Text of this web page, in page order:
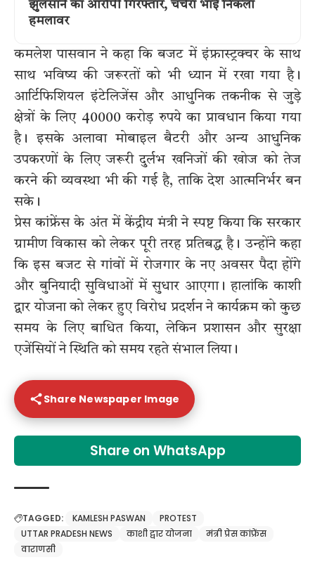
झुलसाने का आरोपी गिरफ्तार, चचेरा भाई निकला
हमलावर
कमलेश पासवान ने कहा कि बजट में इंफ्रास्ट्रक्चर के साथ
साथ भविष्य की जरूरतों को भी ध्यान में रखा गया है।
आर्टिफिशियल इंटेलिजेंस और आधुनिक तकनीक से जुड़े
क्षेत्रों के लिए 40000 करोड़ रुपये का प्रावधान किया गया
है। इसके अलावा मोबाइल बैटरी और अन्य आधुनिक
उपकरणों के लिए जरूरी दुर्लभ खनिजों की खोज को तेज
करने की व्यवस्था भी की गई है, ताकि देश आत्मनिर्भर बन
सके।
प्रेस कांफ्रेंस के अंत में केंद्रीय मंत्री ने स्पष्ट किया कि सरकार
ग्रामीण विकास को लेकर पूरी तरह प्रतिबद्ध है। उन्होंने कहा
कि इस बजट से गांवों में रोजगार के नए अवसर पैदा होंगे
और बुनियादी सुविधाओं में सुधार आएगा। हालांकि काशी
द्वार योजना को लेकर हुए विरोध प्रदर्शन ने कार्यक्रम को कुछ
समय के लिए बाधित किया, लेकिन प्रशासन और सुरक्षा
एजेंसियों ने स्थिति को समय रहते संभाल लिया।
Share Newspaper Image
Share on WhatsApp
TAGGED: KAMLESH PASWAN
PROTEST
UTTAR PRADESH NEWS
काशी द्वार योजना
मंत्री प्रेस कांफ्रेंस
वाराणसी